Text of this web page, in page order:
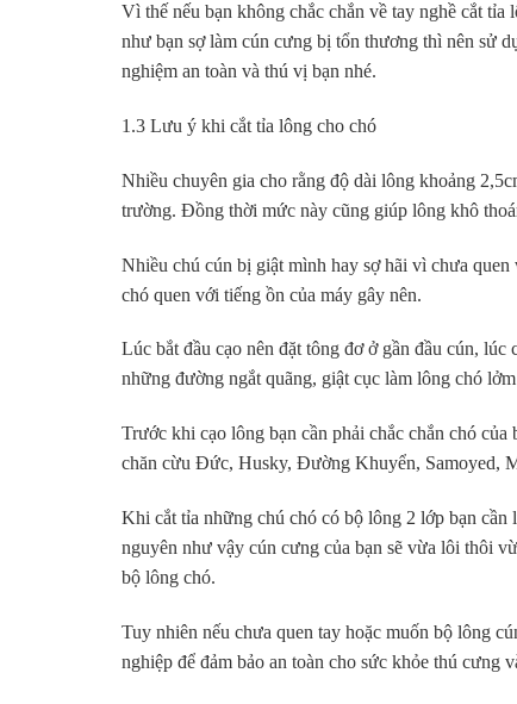
Vì thế nếu bạn không chắc chắn về tay nghề cắt
như bạn sợ làm cún cưng bị tổn thương thì nên sử
nghiệm an toàn và thú vị bạn nhé.
1.3 Lưu ý khi cắt tỉa lông cho chó
Nhiều chuyên gia cho rằng độ dài lông khoảng
trường. Đồng thời mức này cũng giúp lông khô
Nhiều chú cún bị giật mình hay sợ hãi vì chưa
chó quen với tiếng ồn của máy gây nên.
Lúc bắt đầu cạo nên đặt tông đơ ở gần đầu cún,
những đường ngắt quãng, giật cục làm lông chó
Trước khi cạo lông bạn cần phải chắc chắn chó
chăn cừu Đức, Husky, Đường Khuyển, Samoyed,
Khi cắt tỉa những chú chó có bộ lông 2 lớp bạn
nguyên như vậy cún cưng của bạn sẽ vừa lôi thôi
bộ lông chó.
Tuy nhiên nếu chưa quen tay hoặc muốn bộ lông
nghiệp để đảm bảo an toàn cho sức khỏe thú cưng